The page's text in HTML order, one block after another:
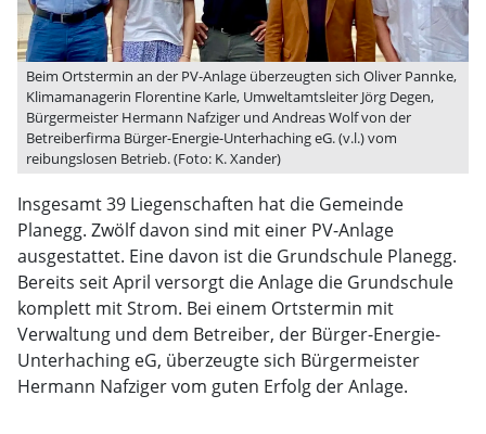
Beim Ortstermin an der PV-Anlage überzeugten sich Oliver Pannke,
Klimamanagerin Florentine Karle, Umweltamtsleiter Jörg Degen,
Bürgermeister Hermann Nafziger und Andreas Wolf von der
Betreiberfirma Bürger-Energie-Unterhaching eG. (v.l.) vom
reibungslosen Betrieb. (Foto: K. Xander)
Insgesamt 39 Liegenschaften hat die Gemeinde
Planegg. Zwölf davon sind mit einer PV-Anlage
ausgestattet. Eine davon ist die Grundschule Planegg.
Bereits seit April versorgt die Anlage die Grundschule
komplett mit Strom. Bei einem Ortstermin mit
Verwaltung und dem Betreiber, der Bürger-Energie-
Unterhaching eG, überzeugte sich Bürgermeister
Hermann Nafziger vom guten Erfolg der Anlage.